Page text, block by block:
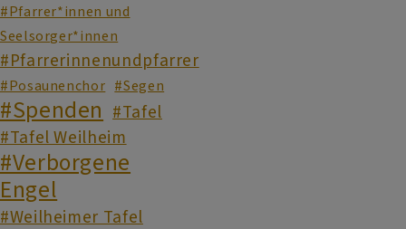
#Pfarrer*innen und
Seelsorger*innen
#Pfarrerinnenundpfarrer
#Posaunenchor #Segen
#Spenden #Tafel
#Tafel Weilheim
#Verborgene
Engel
#Weilheimer Tafel